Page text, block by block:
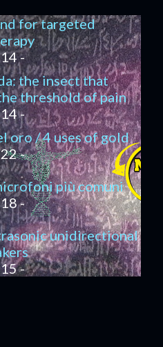
for targeted
-
the insect that
threshold of pain
-
oro / 4 uses of gold
-
più comuni
-
unidirectional
-